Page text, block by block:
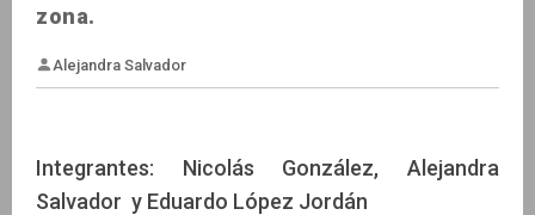
zona.
Integrantes: Nicolás González, Alejandra
Salvador y Eduardo López Jordán